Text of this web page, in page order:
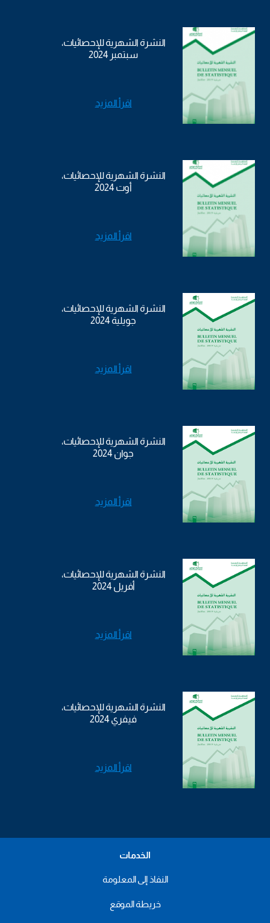
النشرة الشهرية للإحصائيات،
سبتمبر 2024
اقرأ المزيد
النشرة الشهرية للإحصائيات،
أوت 2024
اقرأ المزيد
النشرة الشهرية للإحصائيات،
جويلية 2024
اقرأ المزيد
النشرة الشهرية للإحصائيات،
جوان 2024
اقرأ المزيد
النشرة الشهرية للإحصائيات،
أفريل 2024
اقرأ المزيد
النشرة الشهرية للإحصائيات،
فيفري 2024
اقرأ المزيد
الخدمات
النفاذ إلى المعلومة
خريطة الموقع